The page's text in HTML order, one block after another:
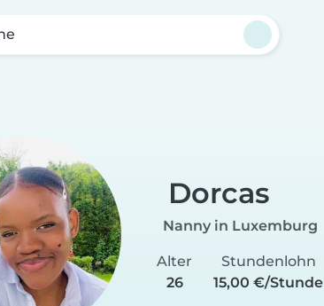
Dorcas
Nanny in Luxemburg
Alter
26
Stundenlohn
15,00 €/Stunde